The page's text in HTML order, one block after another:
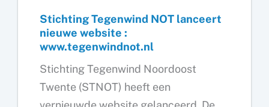
Stichting Tegenwind NOT lanceert
nieuwe website :
www.tegenwindnot.nl
Stichting Tegenwind Noordoost
Twente (STNOT) heeft een